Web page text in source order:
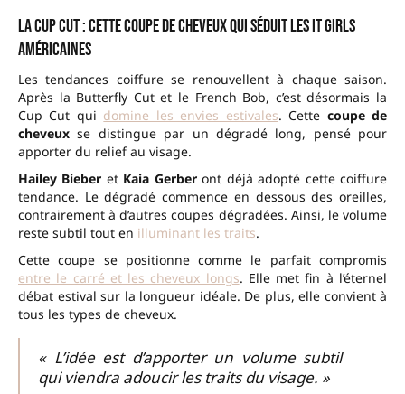
La Cup Cut : cette coupe de cheveux qui séduit les it girls
américaines
Les tendances coiffure se renouvellent à chaque saison.
Après la Butterfly Cut et le French Bob, c’est désormais la
Cup Cut qui domine les envies estivales. Cette coupe de
cheveux se distingue par un dégradé long, pensé pour
apporter du relief au visage.
Hailey Bieber et Kaia Gerberont déjà adopté cette coiffure
tendance. Le dégradé commence en dessous des oreilles,
contrairement à d’autres coupes dégradées. Ainsi, le volume
reste subtil tout en illuminant les traits.
Cette coupe se positionne comme le parfait compromis
entre le carré et les cheveux longs. Elle met fin à l’éternel
débat estival sur la longueur idéale. De plus, elle convient à
tous les types de cheveux.
« L’idée est d’apporter un volume subtil
qui viendra adoucir les traits du visage. »